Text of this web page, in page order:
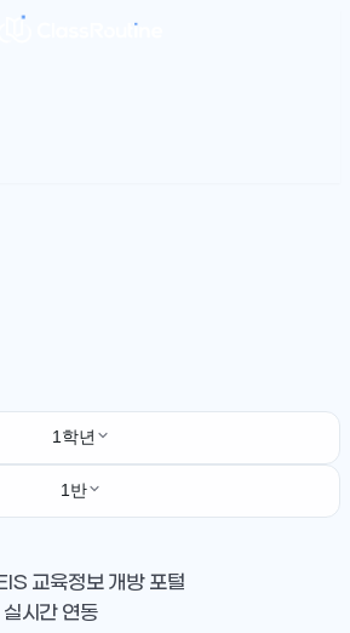
1학년
1반
교육정보 개방 포털
시간 연동